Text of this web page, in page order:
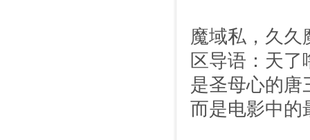
魔域私，久久
区导语：天
是圣母心的唐
而是电影中的